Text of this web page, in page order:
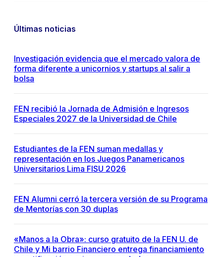
Últimas noticias
Investigación evidencia que el mercado valora de
forma diferente a unicornios y startups al salir a
bolsa
FEN recibió la Jornada de Admisión e Ingresos
Especiales 2027 de la Universidad de Chile
Estudiantes de la FEN suman medallas y
representación en los Juegos Panamericanos
Universitarios Lima FISU 2026
FEN Alumni cerró la tercera versión de su Programa
de Mentorías con 30 duplas
«Manos a la Obra»: curso gratuito de la FEN U. de
Chile y Mi barrio Financiero entrega financiamiento